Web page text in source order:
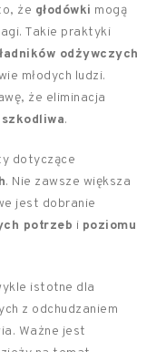
że głodówki mogą
Takie praktyki
odżywczych
młodych ludzi.
że eliminacja
szkodliwa.
dotyczące
. Nie zawsze większa
jest dobranie
potrzeb i poziomu
istotne dla
z odchudzaniem
Ważne jest